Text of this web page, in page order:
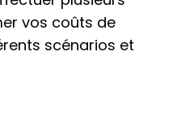
vos coûts de
scénarios et